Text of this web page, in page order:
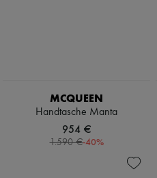
MCQUEEN
Handtasche Manta
954 €
1.590 €-40%